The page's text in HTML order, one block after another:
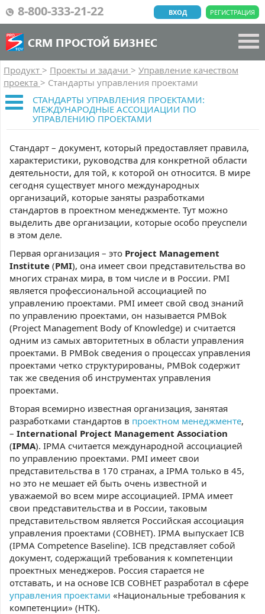
8-800-333-21-22 РЕГИСТРАЦИЯ
ВХОД
CRM ПРОСТОЙ БИЗНЕС
Продукт > Проекты и задачи > Управление качеством
проекта > Стандарты управления проектами
СТАНДАРТЫ УПРАВЛЕНИЯ ПРОЕКТАМИ:
МЕЖДУНАРОДНЫЕ АССОЦИАЦИИ ПО
УПРАВЛЕНИЮ ПРОЕКТАМИ
Стандарт – документ, который предоставляет правила,
характеристики, руководства для конкретной области
деятельности, для той, к которой он относится. В мире
сегодня существует много международных
организаций, которые заняты разработками
стандартов в проектном менеджменте. Тут можно
выделить две организации, которые особо преуспели
в этом деле.
Первая организация – это Project Management
Institute (PMI), она имеет свои представительства во
многих странах мира, в том числе и в России. PMI
является профессиональной ассоциацией по
управлению проектами. PMI имеет свой свод знаний
по управлению проектами, он называется PMBok
(Project Management Body of Knowledge) и считается
одним из самых авторитетных в области управления
проектами. В PMBok сведения о процессах управления
проектами четко структурированы, PMBok содержит
так же сведения об инструментах управления
проектами.
Вторая всемирно известная организация, занятая
разработками стандартов в проектном менеджменте,
– International Project Management Association
(IPMA). IPMA считается международной ассоциацией
по управлению проектами. PMI имеет свои
представительства в 170 странах, а IPMA только в 45,
но это не мешает ей быть очень известной и
уважаемой во всем мире ассоциацией. IPMA имеет
свои представительства и в России, таковым
представительством является Российская ассоциация
управления проектами (СОВНЕТ). IPMA выпускает ICB
(IPMA Competence Baseline). ICB представляет собой
документ, содержащий требования к компетенции
проектных менеджеров. Россия старается не
отставать, и на основе ICB СОВНЕТ разработал в сфере
управления проектами «Национальные требования к
компетенции» (НТК).